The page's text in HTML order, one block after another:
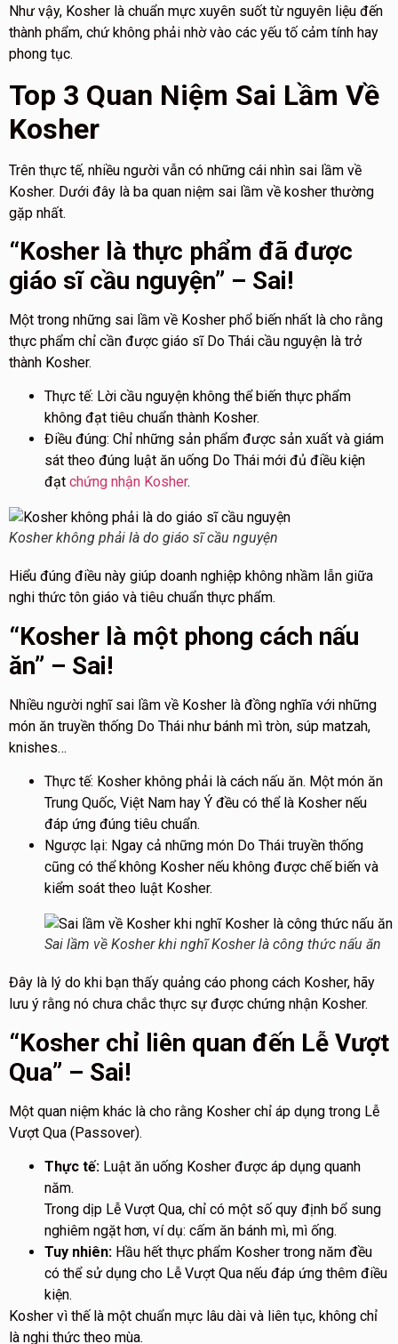
Như vậy, Kosher là chuẩn mực xuyên suốt từ nguyên liệu đến
thành phẩm, chứ không phải nhờ vào các yếu tố cảm tính hay
phong tục.
Top 3 Quan Niệm Sai Lầm Về
Kosher
Trên thực tế, nhiều người vẫn có những cái nhìn sai lầm về
Kosher. Dưới đây là ba quan niệm sai lầm về kosher thường
gặp nhất.
“Kosher là thực phẩm đã được
giáo sĩ cầu nguyện” – Sai!
Một trong những sai lầm về Kosher phổ biến nhất là cho rằng
thực phẩm chỉ cần được giáo sĩ Do Thái cầu nguyện là trở
thành Kosher.
Thực tế: Lời cầu nguyện không thể biến thực phẩm
không đạt tiêu chuẩn thành Kosher.
Điều đúng: Chỉ những sản phẩm được sản xuất và giám
sát theo đúng luật ăn uống Do Thái mới đủ điều kiện
đạt chứng nhận Kosher.
Kosher không phải là do giáo sĩ cầu nguyện
Hiểu đúng điều này giúp doanh nghiệp không nhầm lẫn giữa
nghi thức tôn giáo và tiêu chuẩn thực phẩm.
“Kosher là một phong cách nấu
ăn” – Sai!
Nhiều người nghĩ sai lầm về Kosher là đồng nghĩa với những
món ăn truyền thống Do Thái như bánh mì tròn, súp matzah,
knishes…
Thực tế: Kosher không phải là cách nấu ăn. Một món ăn
Trung Quốc, Việt Nam hay Ý đều có thể là Kosher nếu
đáp ứng đúng tiêu chuẩn.
Ngược lại: Ngay cả những món Do Thái truyền thống
cũng có thể không Kosher nếu không được chế biến và
kiểm soát theo luật Kosher.
Sai lầm về Kosher khi nghĩ Kosher là công thức nấu ăn
Đây là lý do khi bạn thấy quảng cáo phong cách Kosher, hãy
lưu ý rằng nó chưa chắc thực sự được chứng nhận Kosher.
“Kosher chỉ liên quan đến Lễ Vượt
Qua” – Sai!
Một quan niệm khác là cho rằng Kosher chỉ áp dụng trong Lễ
Vượt Qua (Passover).
Thực tế: Luật ăn uống Kosher được áp dụng quanh
năm.
Trong dịp Lễ Vượt Qua, chỉ có một số quy định bổ sung
nghiêm ngặt hơn, ví dụ: cấm ăn bánh mì, mì ống.
Tuy nhiên: Hầu hết thực phẩm Kosher trong năm đều
có thể sử dụng cho Lễ Vượt Qua nếu đáp ứng thêm điều
kiện.
Kosher vì thế là một chuẩn mực lâu dài và liên tục, không chỉ
là nghi thức theo mùa.